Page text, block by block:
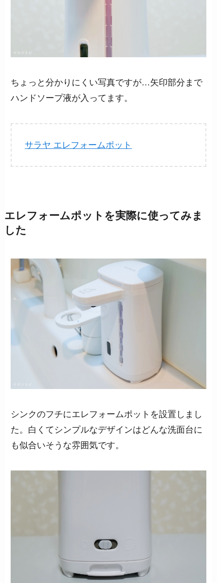
ちょっと分かりにくい写真ですが…矢印部分まで
ハンドソープ液が入ってます。
サラヤ エレフォームポット
エレフォームポットを実際に使ってみま
した
シンクのフチにエレフォームポットを設置しまし
た。白くてシンプルなデザインはどんな洗面台に
も似合いそうな雰囲気です。